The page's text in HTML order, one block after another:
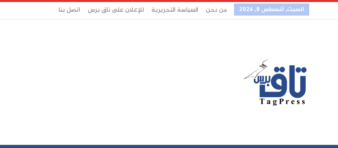
السبت, أغسطس 8, 2026 من نحن السياسة التحريرية للإعلان على تاق برس اتصل بنا